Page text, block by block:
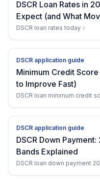
DSCR Loan Rates in
Expect (and What
DSCR loan rates today
DSCR application guide
Minimum Credit
to Improve Fast)
DSCR loan minimum credit
DSCR application guide
DSCR Down
Bands Explained
DSCR loan down payment